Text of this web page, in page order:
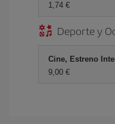
1,74 €
Deporte y
Cine, Estreno
9,00 €